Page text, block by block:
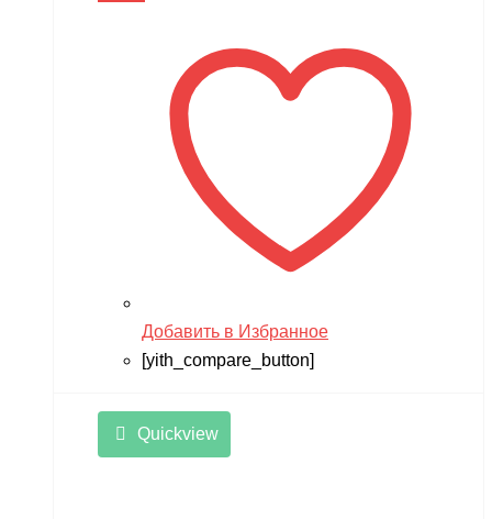
Добавить в Избранное
[yith_compare_button]
Quickview